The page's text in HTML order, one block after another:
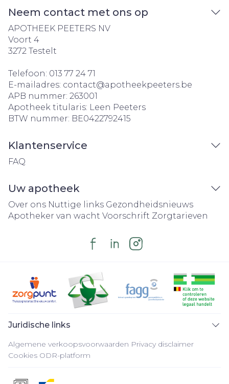
Neem contact met ons op
APOTHEEK PEETERS NV
Voort 4
3272 Testelt
Telefoon: 013 77 24 71
E-mailadres: contact@apotheekpeeters.be
APB nummer: 263001
Apotheek titularis: Leen Peeters
BTW nummer: BE0422792415
Klantenservice
FAQ
Uw apotheek
Over ons Nuttige links Gezondheidsnieuws
Apotheker van wacht Voorschrift Zorgtarieven
Juridische links
Algemene verkoopsvoorwaarden Privacy disclaimer
Cookies ODR-platform